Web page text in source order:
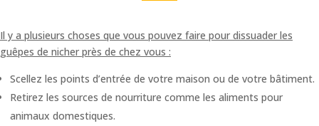
Il y a plusieurs choses que vous pouvez faire pour dissuader les
guêpes de nicher près de chez vous :
Scellez les points d’entrée de votre maison ou de votre bâtiment.
Retirez les sources de nourriture comme les aliments pour
animaux domestiques.